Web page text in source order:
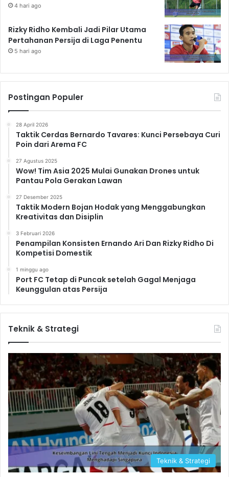
4 hari ago
Rizky Ridho Kembali Jadi Pilar Utama
Pertahanan Persija di Laga Penentu
5 hari ago
Postingan Populer
28 April 2026
Taktik Cerdas Bernardo Tavares: Kunci Persebaya Curi
Poin dari Arema FC
27 Agustus 2025
Wow! Tim Asia 2025 Mulai Gunakan Drones untuk
Pantau Pola Gerakan Lawan
27 Desember 2025
Taktik Modern Bojan Hodak yang Menggabungkan
Kreativitas dan Disiplin
3 Februari 2026
Penampilan Konsisten Ernando Ari Dan Rizky Ridho Di
Kompetisi Domestik
1 minggu ago
Port FC Tetap di Puncak setelah Gagal Menjaga
Keunggulan atas Persija
Teknik & Strategi
Teknik & Strategi